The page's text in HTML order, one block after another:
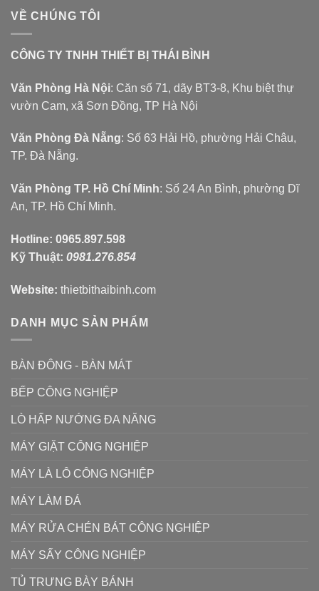
VỀ CHÚNG TÔI
CÔNG TY TNHH THIẾT BỊ THÁI BÌNH
Văn Phòng Hà Nội: Căn số 71, dãy BT3-8, Khu biệt thự
vườn Cam, xã Sơn Đồng, TP Hà Nội
Văn Phòng Đà Nẵng: Số 63 Hải Hồ, phường Hải Châu,
TP. Đà Nẵng.
Văn Phòng TP. Hồ Chí Minh: Số 24 An Bình, phường Dĩ
An, TP. Hồ Chí Minh.
Hotline: 0965.897.598
Kỹ Thuật: 0981.276.854
Website: thietbithaibinh.com
DANH MỤC SẢN PHẨM
BÀN ĐÔNG - BÀN MÁT
BẾP CÔNG NGHIỆP
LÒ HẤP NƯỚNG ĐA NĂNG
MÁY GIẶT CÔNG NGHIỆP
MÁY LÀ LÔ CÔNG NGHIỆP
MÁY LÀM ĐÁ
MÁY RỬA CHÉN BÁT CÔNG NGHIỆP
MÁY SẤY CÔNG NGHIỆP
TỦ TRƯNG BÀY BÁNH